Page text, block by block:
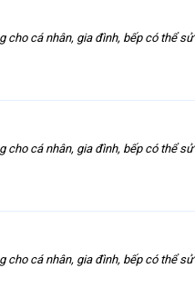
cá nhân, gia đình, bếp có thể
cá nhân, gia đình, bếp có thể
cá nhân, gia đình, bếp có thể